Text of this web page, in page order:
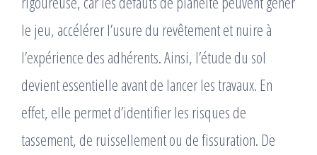
le jeu, accélérer l’usure du revêtement et nuire à
l’expérience des adhérents. Ainsi, l’étude du sol
devient essentielle avant de lancer les travaux. En
effet, elle permet d’identifier les risques de
tassement, de ruissellement ou de fissuration. De